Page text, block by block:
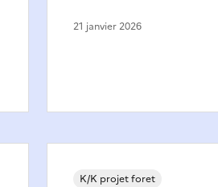
21 janvier 2026
K/K projet foret